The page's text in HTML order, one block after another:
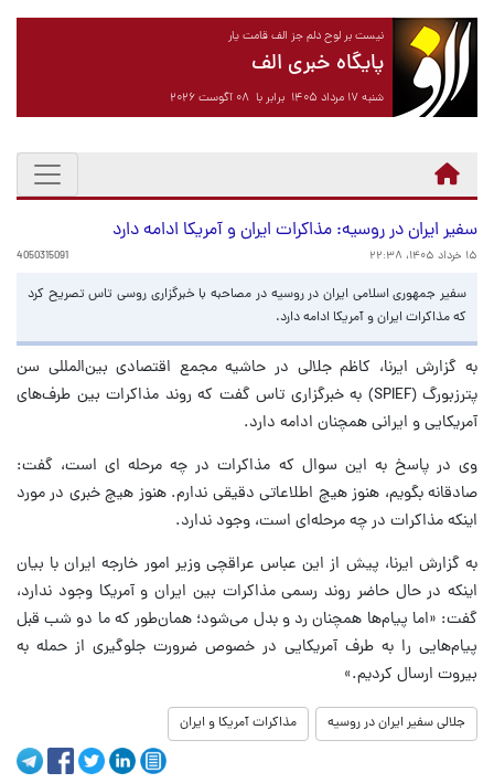
نیست بر لوح دلم جز الف قامت یار
پایگاه خبری الف
شنبه ۱۷ مرداد ۱۴۰۵ برابر با ۰۸ آگوست ۲۰۲۶
سفیر ایران در روسیه: مذاکرات ایران و آمریکا ادامه دارد
۱۵ خرداد ۱۴۰۵، ۲۲:۳۸ 4050315091
سفیر جمهوری اسلامی ایران در روسیه در مصاحبه با خبرگزاری روسی تاس تصریح کرد
که مذاکرات ایران و آمریکا ادامه دارد.
به گزارش ایرنا، کاظم جلالی در حاشیه مجمع اقتصادی بین‌المللی سن
پترزبورگ (SPIEF) به خبرگزاری تاس گفت که روند مذاکرات بین طرف‌های
آمریکایی و ایرانی همچنان ادامه دارد.
وی در پاسخ به این سوال که مذاکرات در چه مرحله ای است، گفت:
صادقانه بگویم، هنوز هیچ اطلاعاتی دقیقی ندارم. هنوز هیچ خبری در مورد
اینکه مذاکرات در چه مرحله‌ای است، وجود ندارد.
به گزارش ایرنا، پیش از این عباس عراقچی وزیر امور خارجه ایران با بیان
اینکه در حال حاضر روند رسمی مذاکرات بین ایران و آمریکا وجود ندارد،
گفت: «اما پیام‌ها همچنان رد و بدل می‌شود؛ همان‌طور که ما دو شب قبل
پیام‌هایی را به طرف آمریکایی در خصوص ضرورت جلوگیری از حمله به
بیروت ارسال کردیم.»
جلالی سفیر ایران در روسیه مذاکرات آمریکا و ایران